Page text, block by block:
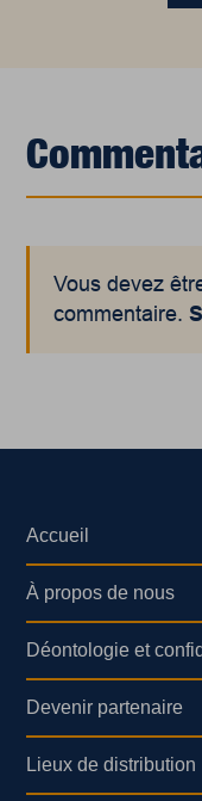
Vous devez
commentaire.
Accueil
À propos de nous
Déontologie et
Devenir partenaire
Lieux de distribution